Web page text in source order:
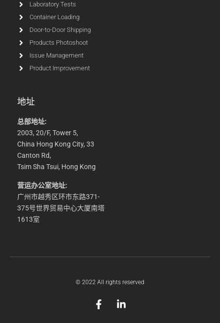
Laboratory Tests
Container Loading
Door-to-Door Shipping
Products Photoshoot
Issue Management
Product Improvement
地址
总部地址:
2003, 20/F, Tower 5,
China Hong Kong City, 33
Canton Rd,
Tsim Sha Tsui, Hong Kong
营运办公室地址:
广州市越秀区环市东路371-
375号世界贸易中心大厦南塔
1613室
© 2022 All rights reserved